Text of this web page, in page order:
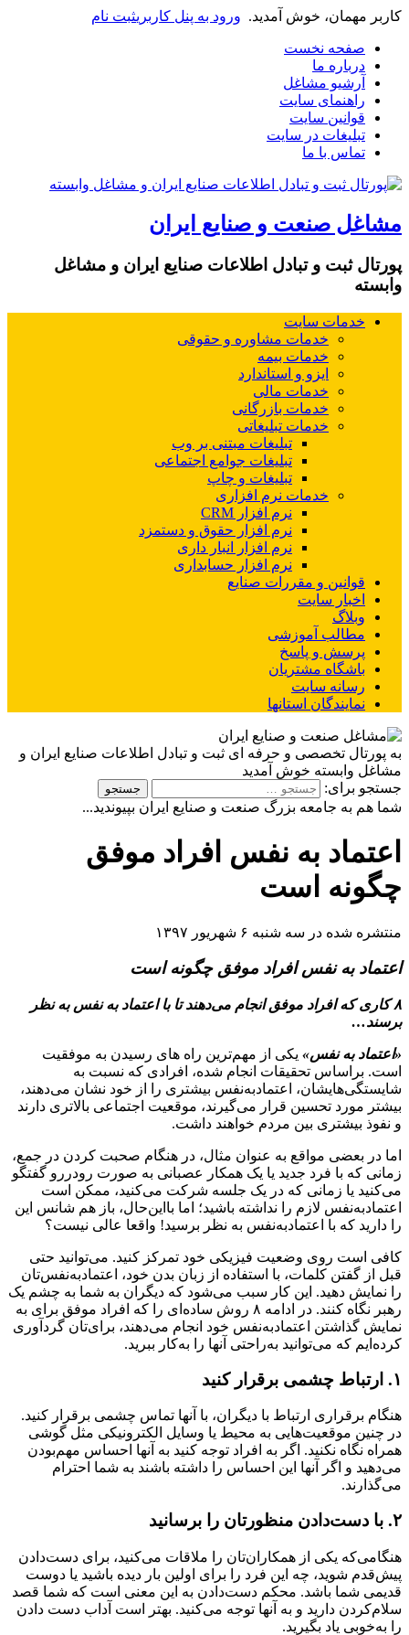
کاربر مهمان، خوش آمدید. ورود به پنل کاربریثبت نام
صفحه نخست
درباره ما
آرشیو مشاغل
راهنمای سایت
قوانین سایت
تبلیغات در سایت
تماس با ما
مشاغل صنعت و صنایع ایران
پورتال ثبت و تبادل اطلاعات صنایع ایران و مشاغل
وابسته
خدمات سایت
خدمات مشاوره و حقوقی
خدمات بیمه
ایزو و استاندارد
خدمات مالی
خدمات بازرگانی
خدمات تبلیغاتی
تبلیغات مبتنی بر وب
تبلیغات جوامع اجتماعی
تبلیغات و چاپ
خدمات نرم افزاری
نرم افزار CRM
نرم افزار حقوق و دستمزد
نرم افزار انبار داری
نرم افزار حسابداری
قوانین و مقررات صنایع
اخبار سایت
وبلاگ
مطالب آموزشی
پرسش و پاسخ
باشگاه مشتریان
رسانه سایت
نمایندگان استانها
به پورتال تخصصی و حرفه ای ثبت و تبادل اطلاعات صنایع ایران و
مشاغل وابسته خوش آمدید
جستجو برای:
شما هم به جامعه بزرگ صنعت و صنایع ایران بپیوندید...
اعتماد به نفس افراد موفق
چگونه است
منتشره شده در سه شنبه ۶ شهریور ۱۳۹۷
اعتماد به نفس افراد موفق چگونه است
۸ کاری که افراد موفق انجام می‌دهند تا با اعتماد به نفس به نظر
برسند…
«اعتماد به نفس» یکی از مهم‌ترین راه های رسیدن به موفقیت
است. براساس تحقیقات انجام شده، افرادی که نسبت به
شایستگی‌هایشان، اعتمادبه‌نفس بیشتری را از خود نشان می‌دهند،
بیشتر مورد تحسین قرار می‌گیرند، موقعیت اجتماعی بالاتری دارند
و نفوذ بیشتری بین مردم خواهند داشت.
اما در بعضی مواقع به عنوان مثال، در هنگام صحبت کردن در جمع،
زمانی که با فرد جدید یا یک همکار عصبانی به صورت رودررو گفتگو
می‌کنید یا زمانی که در یک جلسه شرکت می‌کنید، ممکن است
اعتمادبه‌نفس لازم را نداشته باشید؛ اما بااین‌حال، باز هم شانس این
را دارید که با اعتمادبه‌نفس به نظر برسید! واقعا عالی نیست؟
کافی است روی وضعیت فیزیکی خود تمرکز کنید. می‌توانید حتی
قبل از گفتن کلمات، با استفاده از زبان بدن خود، اعتمادبه‌نفس‌تان
را نمایش دهید. این کار سبب می‌شود که دیگران به شما به چشم یک
رهبر نگاه کنند. در ادامه ۸ روش ساده‌ای را که افراد موفق برای به
نمایش گذاشتن اعتماد‌به‌نفس خود انجام می‌دهند، برای‌تان گردآوری
کرده‌ایم که می‌توانید به‌راحتی آنها را به‌کار ببرید.
۱. ارتباط چشمی برقرار کنید
هنگام برقراری ارتباط با دیگران، با آنها تماس چشمی برقرار کنید.
در چنین موقعیت‌هایی به محیط یا وسایل الکترونیکی مثل گوشی
همراه نگاه نکنید. اگر به افراد توجه کنید به آنها احساس مهم‌بودن
می‌دهید و اگر آنها این احساس را داشته باشند به شما احترام
می‌گذارند.
۲. با دست‌دادن منظورتان را برسانید
هنگامی‌که یکی از همکاران‌تان را ملاقات می‌کنید، برای دست‌دادن
پیش‌قدم شوید، چه این فرد را برای اولین بار دیده باشید یا دوست
قدیمی شما باشد. محکم دست‌دادن به این معنی است که شما قصد
سلام‌کردن دارید و به آنها توجه می‌کنید. بهتر است آداب دست دادن
را به‌خوبی یاد بگیرید.